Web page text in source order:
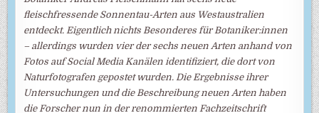
fleischfressende Sonnentau-Arten aus Westaustralien
entdeckt. Eigentlich nichts Besonderes für Botaniker:innen
– allerdings wurden vier der sechs neuen Arten anhand von
Fotos auf Social Media Kanälen identifiziert, die dort von
Naturfotografen gepostet wurden. Die Ergebnisse ihrer
Untersuchungen und die Beschreibung neuen Arten haben
die Forscher nun in der renommierten Fachzeitschrift